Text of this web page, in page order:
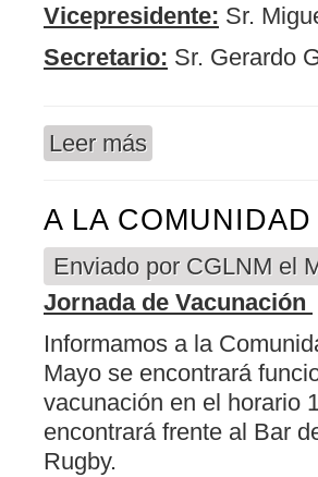
Vicepresidente: Sr.
Secretario: Sr. Gerardo
Leer más
A LA
Enviado por CGLNM el
Jornada de Vacunación
Informamos a la
Mayo se encontrará
vacunación en el horario
encontrará frente al Bar
Rugby.